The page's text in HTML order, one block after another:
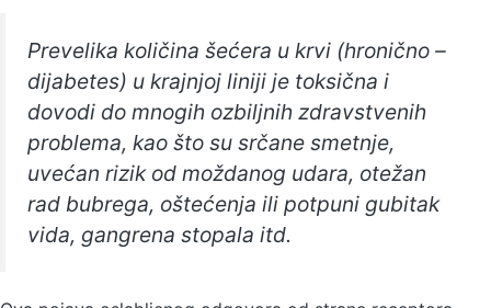
Prevelika količina šećera u krvi (hronično –
dijabetes) u krajnjoj liniji je toksična i
dovodi do mnogih ozbiljnih zdravstvenih
problema, kao što su srčane smetnje,
uvećan rizik od moždanog udara, otežan
rad bubrega, oštećenja ili potpuni gubitak
vida, gangrena stopala itd.